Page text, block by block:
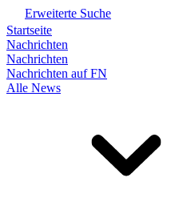
Erweiterte Suche
Startseite
Nachrichten
Nachrichten
Nachrichten auf FN
Alle News